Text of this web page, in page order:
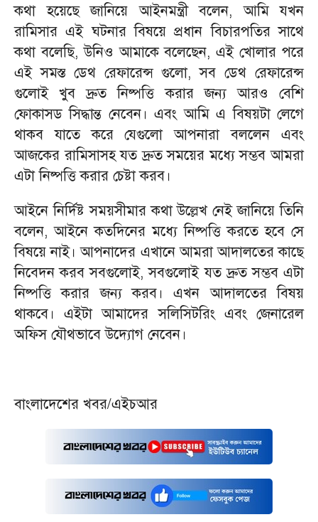
কথা হয়েছে জানিয়ে আইনমন্ত্রী বলেন, আমি যখন
রামিসার এই ঘটনার বিষয়ে প্রধান বিচারপতির সাথে
কথা বলেছি, উনিও আমাকে বলেছেন, এই খোলার পরে
এই সমস্ত ডেথ রেফারেন্স গুলো, সব ডেথ রেফারেন্স
গুলোই খুব দ্রুত নিষ্পত্তি করার জন্য আরও বেশি
ফোকাসড সিদ্ধান্ত নেবেন। এবং আমি এ বিষয়টা লেগে
থাকব যাতে করে যেগুলো আপনারা বললেন এবং
আজকের রামিসাসহ যত দ্রুত সময়ের মধ্যে সম্ভব আমরা
এটা নিষ্পত্তি করার চেষ্টা করব।
আইনে নির্দিষ্ট সময়সীমার কথা উল্লেখ নেই জানিয়ে তিনি
বলেন, আইনে কতদিনের মধ্যে নিষ্পত্তি করতে হবে সে
বিষয়ে নাই। আপনাদের এখানে আমরা আদালতের কাছে
নিবেদন করব সবগুলোই, সবগুলোই যত দ্রুত সম্ভব এটা
নিষ্পত্তি করার জন্য করব। এখন আদালতের বিষয়
থাকবে। এইটা আমাদের সলিসিটরিং এবং জেনারেল
অফিস যৌথভাবে উদ্যোগ নেবেন।
বাংলাদেশের খবর/এইচআর